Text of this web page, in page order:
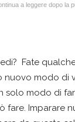
a leggere dopo la
Fate
nuovo modo di
solo modo di
fare. Imparare